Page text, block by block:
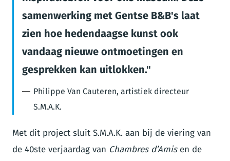
samenwerking met Gentse B&B's laat
zien hoe hedendaagse kunst ook
vandaag nieuwe ontmoetingen en
gesprekken kan uitlokken.
Philippe Van Cauteren, artistiek directeur
S.M.A.K.
Met dit project sluit S.M.A.K. aan bij de viering van
de 40ste verjaardag van Chambres d’Amisen de